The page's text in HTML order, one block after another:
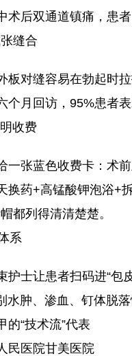
术后双通道镇痛，患
缝合
板对缝容易在勃起时
个月回访，95%患者表
收费
一张蓝色收费卡：术
换药+高锰酸钾泡浴+
都列得清清楚楚。
系
护士让患者扫码进“包
水肿、渗血、钉体脱
的“技术流”代表
民医院甘美医院